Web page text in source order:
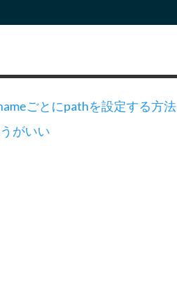
ごとにpathを設定する方法
がいい